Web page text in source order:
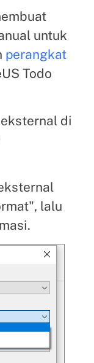
untuk
perangkat
Todo
di
lalu